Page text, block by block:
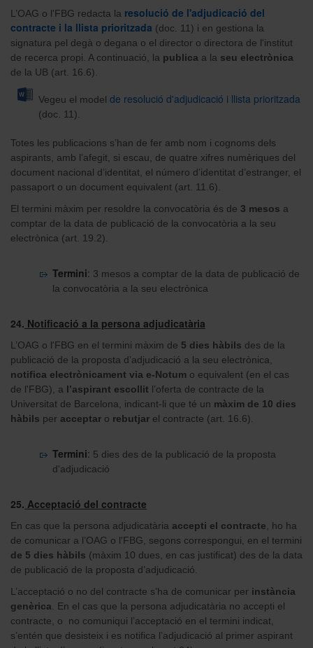
L’OAG o l'FBG redacta la resolució de l'adjudicació del
contracte i la llista prioritzada (doc. 11) i en gestiona la
signatura pel degà o degana o el director o directora de l'institut
de recerca propi. A continuació, la publica a la seu electrònica
de la UB (art. 16.6).
Vegeu el model de resolució d'adjudicació i llista prioritzada
(doc. 11).
Totes les publicacions s’han de fer amb nom i cognoms dels
aspirants, amb l’afegit, si escau, de quatre xifres numèriques del
document nacional d’identitat, el número d’identitat d’estranger, el
passaport o un document equivalent (art. 11.6).
El termini màxim per resoldre la convocatòria és de 3 mesos a
comptar de la data de publicació de la convocatòria a la seu
electrònica (art. 19.2).
Termini: 3 mesos a comptar de la data de publicació de
la convocatòria a la seu electrònica
24. Notificació a la persona adjudicatària
L’OAG o l'FBG en el termini màxim de 5 dies hàbils des de la
publicació de la proposta d’adjudicació a la seu electrònica,
notifica electrònicament via e-Notum o equivalent (en el cas
de l'FBG), a l’aspirant escollit l’oferta de contracte de la
Universitat de Barcelona, indicant-li que té un màxim de 10 dies
hàbils per acceptar o rebutjar el contracte (art. 16.6).
Termini: 5 dies des de la publicació de la proposta
d'adjudicació
25. Acceptació del contracte
En cas que la persona adjudicatària accepti el contracte , ho ha
de comunicar a l’OAG o l'FBG, segons correspongui, en el termini
de 5 dies hàbils (màxim 10 dues, en cas justificat) des de la data
de publicació de la proposta d’adjudicació.
L’acceptació o no del contracte s’ha de comunicar per instància
genèrica . En el cas que la persona adjudicatària no accepti el
contracte, o no comuniqui l’acceptació en el termini indicat,
s’entén que desisteix i es notifica l’adjudicació al primer aspirant